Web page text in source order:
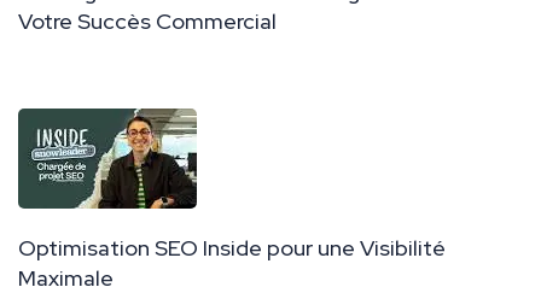
Votre Succès Commercial
Optimisation SEO Inside pour une Visibilité
Maximale